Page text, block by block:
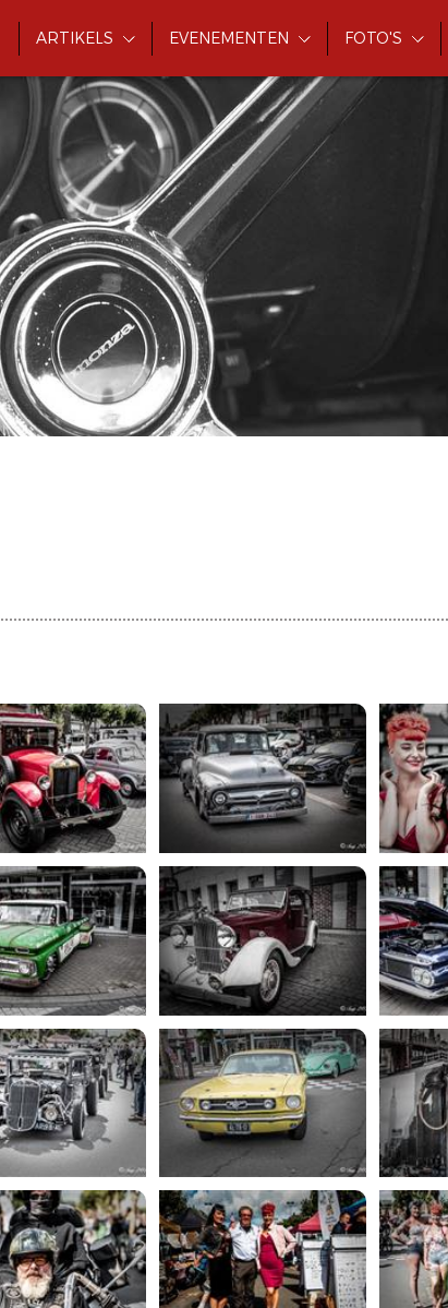
ARTIKELS EVENEMENTEN FOTO'S